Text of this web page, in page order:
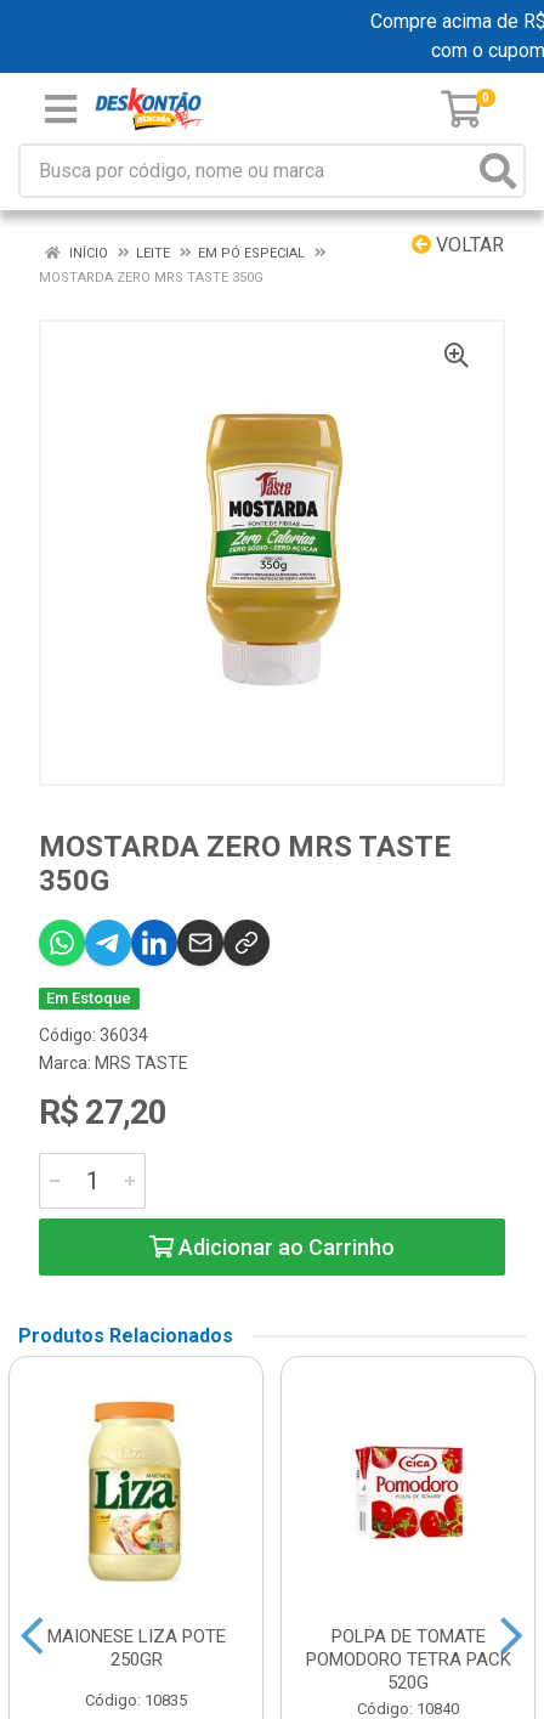
Compre acima de
com o cupom
0
VOLTAR
INÍCIO LEITE
EM PÓ ESPECIAL
MOSTARDA ZERO MRS TASTE 350G
MOSTARDA ZERO MRS TASTE
350G
Em Estoque
Código: 36034
Marca: MRS TASTE
R$ 27,20
Adicionar ao Carrinho
Produtos Relacionados
MAIONESE LIZA POTE
250GR
Código: 10835
POLPA DE TOMATE
POMODORO TETRA PACK
520G
Código: 10840